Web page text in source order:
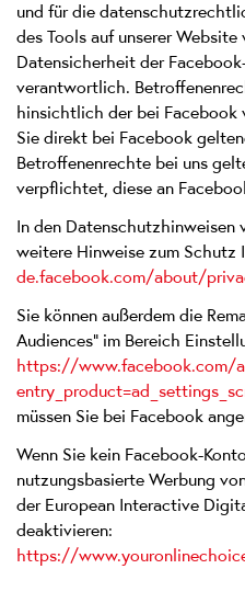
und für die
des Tools auf unserer
Datensicherheit der
verantwortlich.
hinsichtlich der bei Facebook
Sie direkt bei Facebook
Betroffenenrechte bei uns
verpflichtet, diese an
In den Datenschutzhinweisen
weitere Hinweise zum Schutz
de.facebook.com/about/
Sie können außerdem die
Audiences“ im Bereich
https://www.facebook.com/
müssen Sie bei Facebook
Wenn Sie kein Facebook-
nutzungsbasierte Werbung
der European Interactive
deaktivieren:
https://